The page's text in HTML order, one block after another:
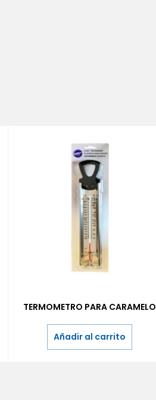
TERMOMETRO PARA CARAMELO
Añadir al carrito